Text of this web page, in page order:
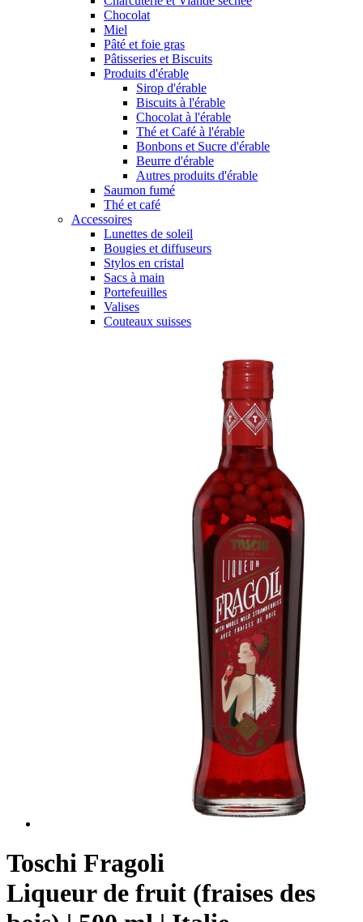
Chocolat
Miel
Pâté et foie gras
Pâtisseries et Biscuits
Produits d'érable
Sirop d'érable
Biscuits à l'érable
Chocolat à l'érable
Thé et Café à l'érable
Bonbons et Sucre d'érable
Beurre d'érable
Autres produits d'érable
Saumon fumé
Thé et café
Accessoires
Lunettes de soleil
Bougies et diffuseurs
Stylos en cristal
Sacs à main
Portefeuilles
Valises
Couteaux suisses
Toschi Fragoli
Liqueur de fruit (fraises des